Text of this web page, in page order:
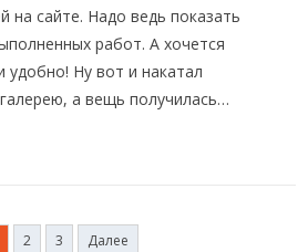
на сайте. Надо ведь показать
работ. А хочется
удобно! Ну вот и накатал
а вещь получилась…
2 3 Далее